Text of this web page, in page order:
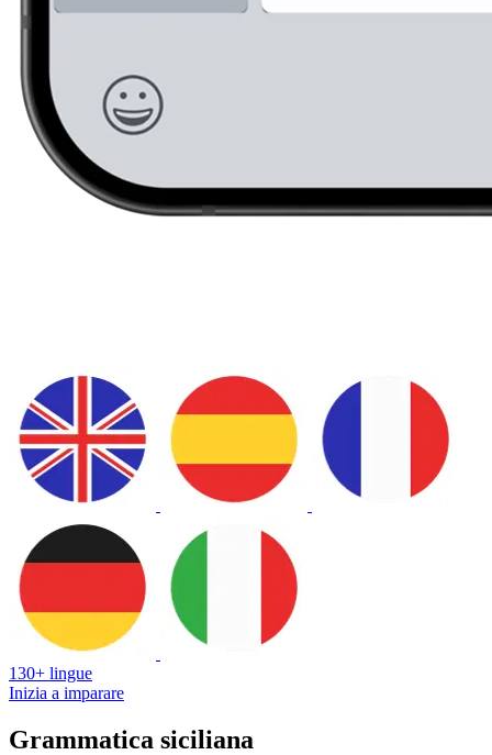
130+ lingue
Inizia a imparare
Grammatica siciliana